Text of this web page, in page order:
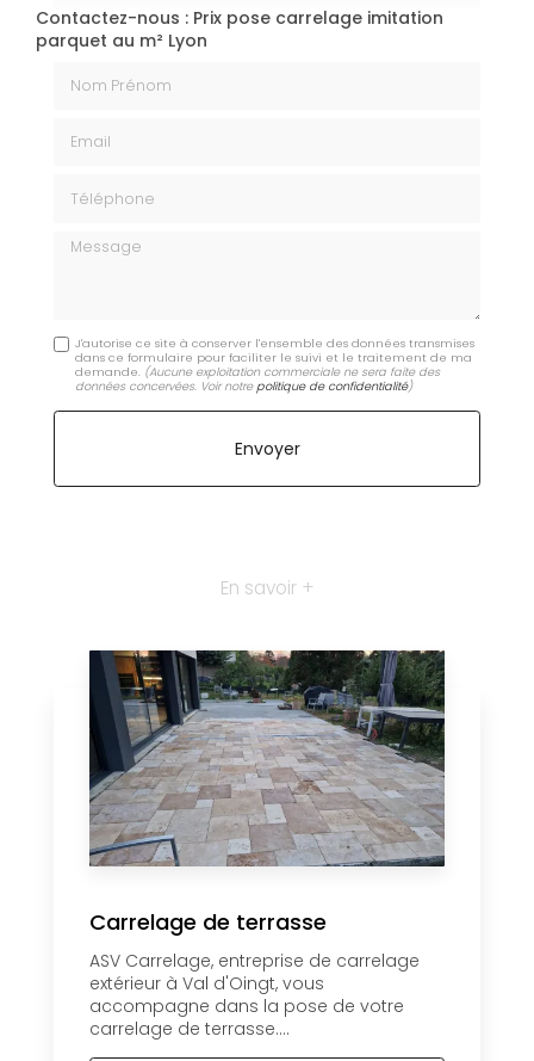
Contactez-nous : Prix pose carrelage imitation
parquet au m² Lyon
Message
J'autorise ce site à conserver l'ensemble des données transmises
dans ce formulaire pour faciliter le suivi et le traitement de ma
demande. (Aucune exploitation commerciale ne sera faite des
données concervées. Voir notrepolitique de confidentialité)
En savoir +
Carrelage de terrasse
ASV Carrelage, entreprise de carrelage
extérieur à Val d'Oingt, vous
accompagne dans la pose de votre
carrelage de terrasse....